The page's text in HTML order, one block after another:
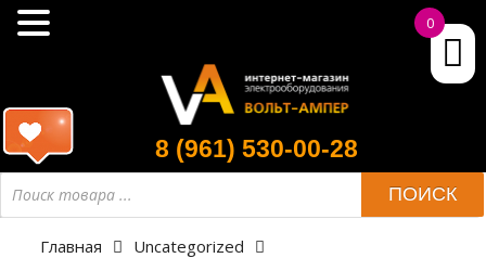
8 (961) 530-00-28
ПОИСК
Главная
Uncategorized
0